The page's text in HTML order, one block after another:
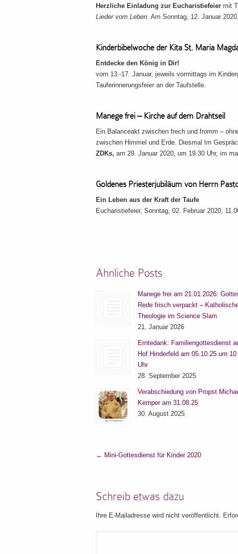
Herzliche Einladung zur Eucharistiefeier mit
Lieder vom Leben. Am Sonntag, 12. Januar
Kinderbibelwoche der Kita St. Maria
Entdecke den König in Dir!
vom 13.-17. Januar, jeweils vormittags im
Tauferinnerungsfeier an der Taufstelle.
Manege frei – Kirche auf dem Drahtseil
Ein Balanceakt zwischen frech und fromm –
zwischen Himmel und Erde. Diesmal Im
ZDKs, am 29. Januar 2020, um 19.30 Uhr, im
Goldenes Priesterjubiläum von Herrn
Ein Leben aus der Kraft der Taufe
Eucharistiefeier, Sonntag, 02. Februar 2020,
Ähnliche Posts
Manege frei am 21.01.2026:
Rede frisch verpackt –
Theologie im Science Slam
21. Januar 2026
Erntedank: Familiengottesdienst
Hof Hinderfeld am 05.10.25 um 10
Uhr
28. September 2025
Verabschiedung von Propst
Kemper am 31.08.25
30. August 2025
← Mini-Gottesdienst für Kinder 2020
Schreib etwas dazu
Ihre E-Mailadresse wird nicht veröffentlicht.